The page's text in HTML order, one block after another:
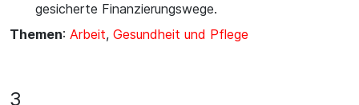
gesicherte Finanzierungswege.
Themen: Arbeit, Gesundheit und Pflege
3